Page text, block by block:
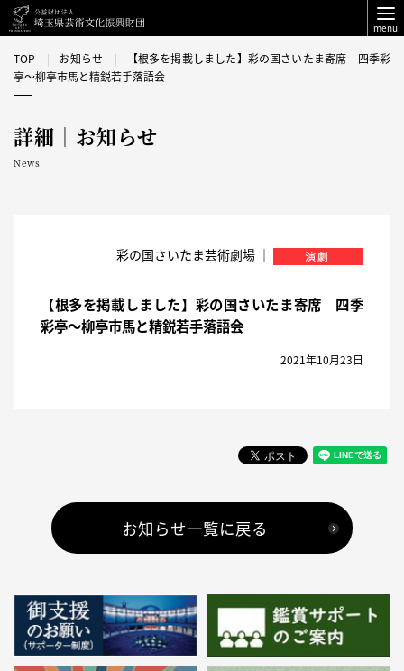
menu
TOP お知らせ
【根多を掲載しました】彩の国さいたま寄席 四季彩
亭〜柳亭市馬と精鋭若手落語会
詳細｜お知らせ
News
彩の国さいたま芸術劇場 ｜
【根多を掲載しました】彩の国さいたま寄席 四季
彩亭〜柳亭市馬と精鋭若手落語会
2021年10月23日
お知らせ一覧に戻る